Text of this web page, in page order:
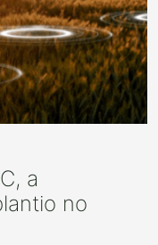
a
no